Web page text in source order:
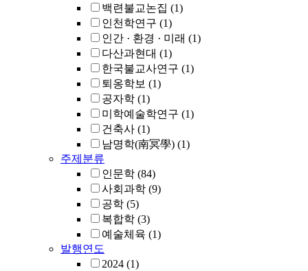
백련불교논집 (1)
인천학연구 (1)
인간 · 환경 · 미래 (1)
다산과현대 (1)
한국불교사연구 (1)
퇴옹학보 (1)
공자학 (1)
미학예술학연구 (1)
건축사 (1)
남명학(南冥學) (1)
주제분류
인문학 (84)
사회과학 (9)
공학 (5)
복합학 (3)
예술체육 (1)
발행연도
2024 (1)